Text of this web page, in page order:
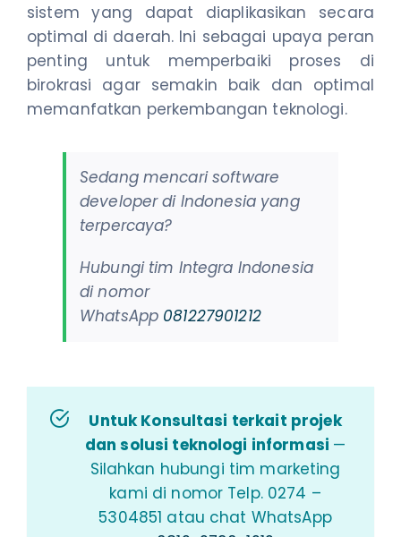
sistem yang dapat diaplikasikan secara
optimal di daerah. Ini sebagai upaya peran
penting untuk memperbaiki proses di
birokrasi agar semakin baik dan optimal
memanfatkan perkembangan teknologi.
Sedang mencari software
developer di Indonesia yang
terpercaya?
Hubungi tim Integra Indonesia
di nomor
WhatsApp 081227901212
Untuk Konsultasi terkait projek
dan solusi teknologi informasi —
Silahkan hubungi tim marketing
kami di nomor Telp. 0274 –
5304851 atau chat WhatsApp